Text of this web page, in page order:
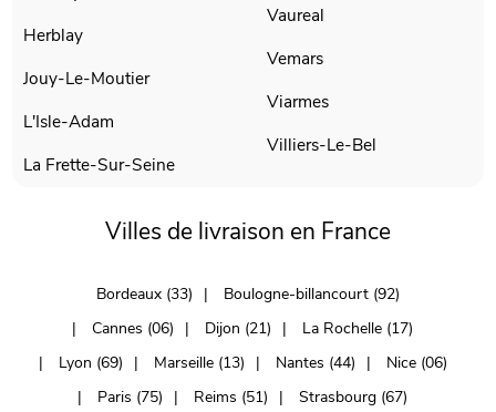
Herblay
Jouy-Le-Moutier
L'Isle-Adam
La Frette-Sur-Seine
Vaureal
Vemars
Viarmes
Villiers-Le-Bel
Villes de livraison en France
Bordeaux (33)
Boulogne-billancourt (92)
Cannes (06)
Dijon (21)
La Rochelle (17)
Lyon (69)
Marseille (13) Nantes (44)
Nice (06)
Paris (75)
Reims (51)
Strasbourg (67)